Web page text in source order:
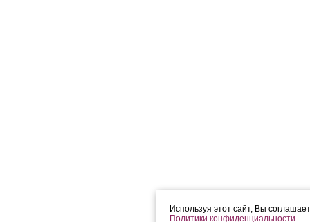
Используя этот сайт, Вы
Политики конфиденциальности